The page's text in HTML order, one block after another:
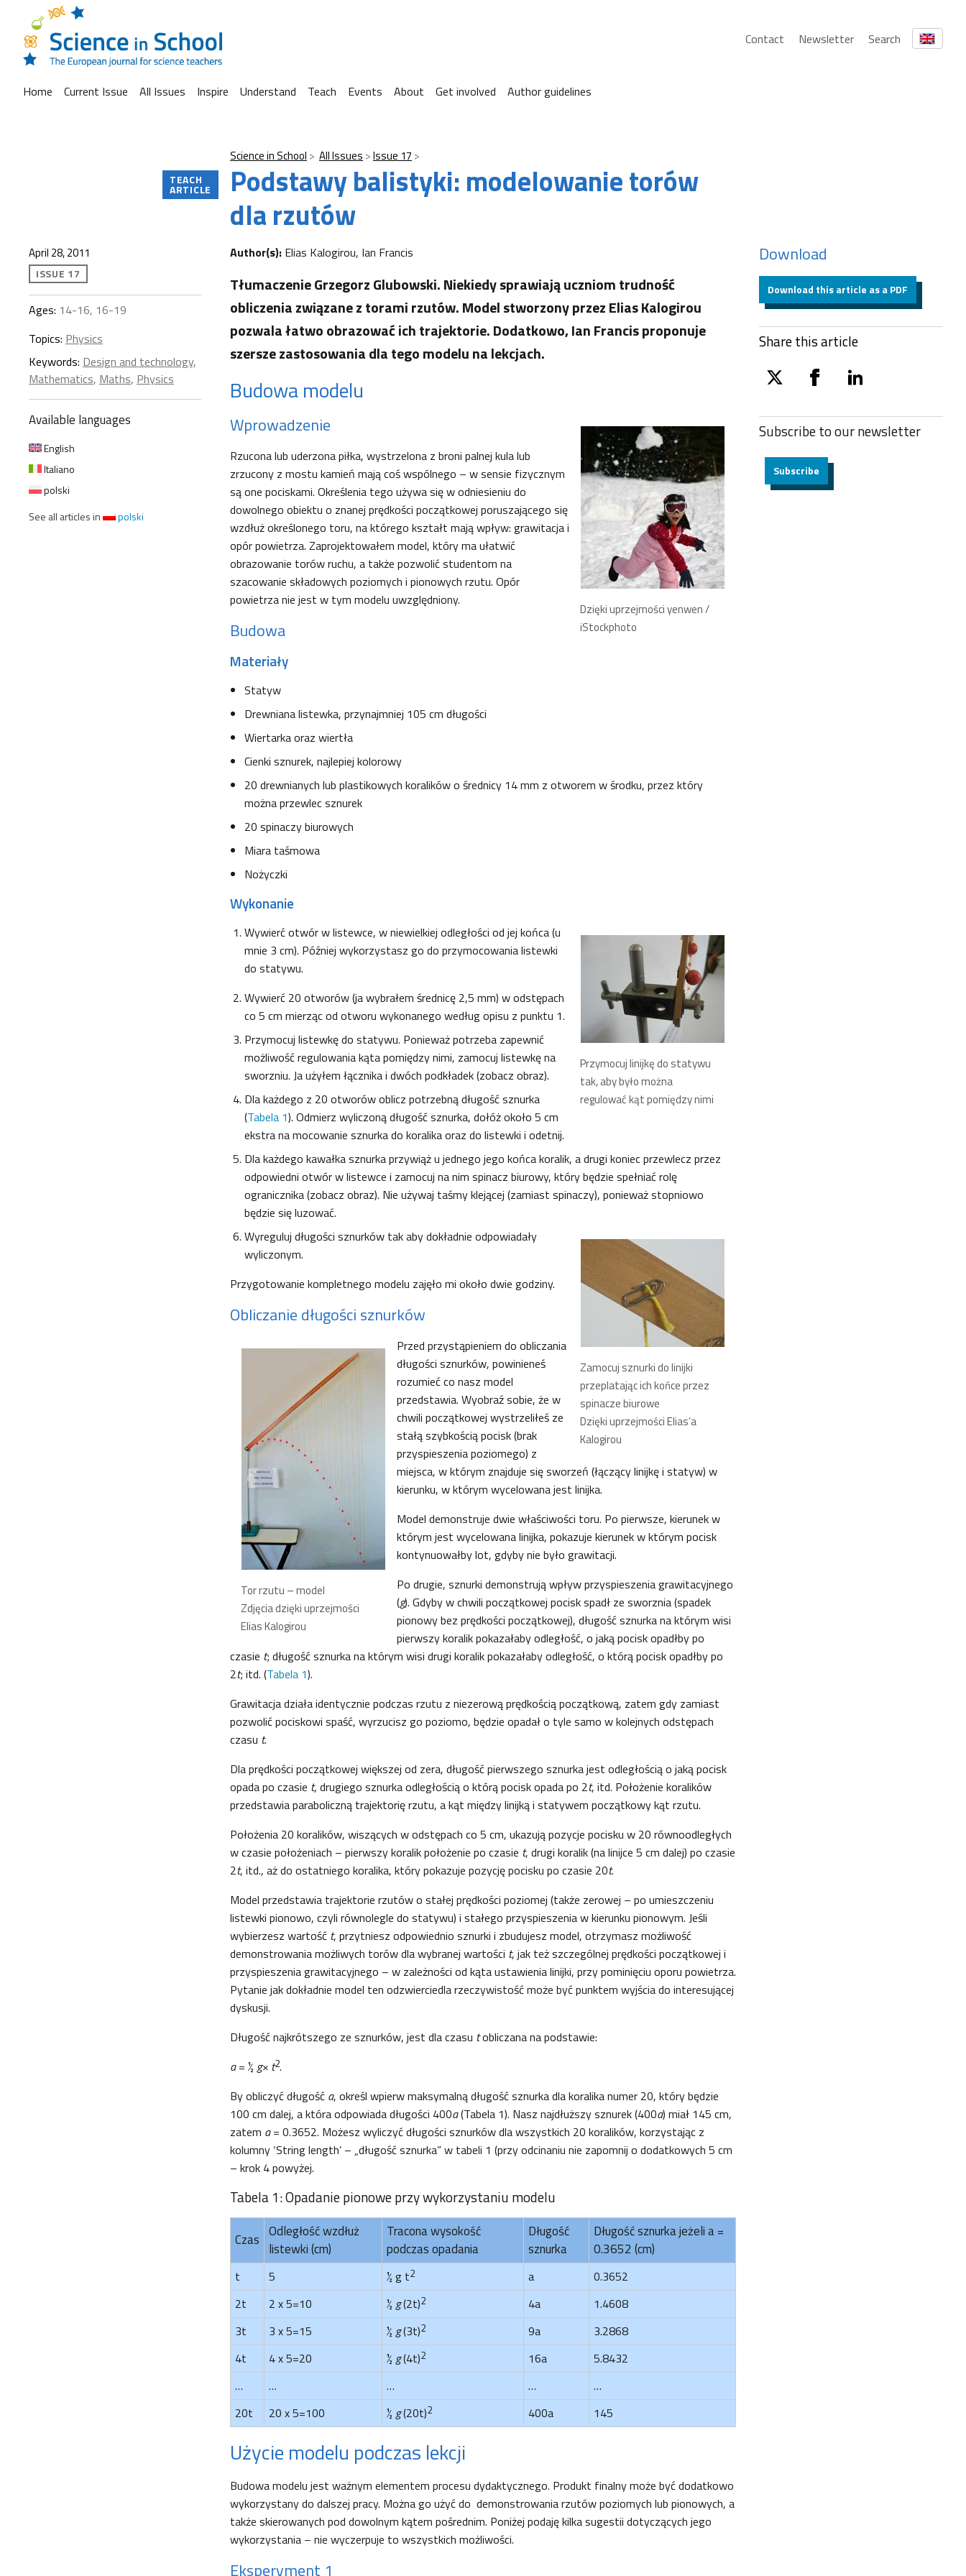
Contact Newsletter Search
Home Current Issue All Issues Inspire Understand Teach Events About Get involved Author guidelines
Science in School All Issues Issue 17
Podstawy balistyki: modelowanie torów
dla rzutów
TEACH
ARTICLE
April 28, 2011
ISSUE 17
Ages: 14-16, 16-19
Topics: Physics
Keywords: Design and technology,
Mathematics, Maths, Physics
Available languages
English
Italiano
polski
See all articles in
polski
Author(s): Elias Kalogirou, Ian Francis
Tłumaczenie Grzegorz Glubowski. Niekiedy sprawiają uczniom trudność
obliczenia związane z torami rzutów. Model stworzony przez Elias Kalogirou
pozwala łatwo obrazować ich trajektorie. Dodatkowo, Ian Francis proponuje
szersze zastosowania dla tego modelu na lekcjach.
Budowa modelu
Dzięki uprzejmości yenwen /
iStockphoto
Wprowadzenie
Rzucona lub uderzona piłka, wystrzelona z broni palnej kula lub
zrzucony z mostu kamień mają coś wspólnego – w sensie fizycznym
są one pociskami. Określenia tego używa się w odniesieniu do
dowolnego obiektu o znanej prędkości początkowej poruszającego się
wzdłuż określonego toru, na którego kształt mają wpływ: grawitacja i
opór powietrza. Zaprojektowałem model, który ma ułatwić
obrazowanie torów ruchu, a także pozwolić studentom na
szacowanie składowych poziomych i pionowych rzutu. Opór
powietrza nie jest w tym modelu uwzględniony.
Budowa
Materiały
Statyw
Drewniana listewka, przynajmniej 105 cm długości
Wiertarka oraz wiertła
Cienki sznurek, najlepiej kolorowy
20 drewnianych lub plastikowych koralików o średnicy 14 mm z otworem w środku, przez który
można przewlec sznurek
20 spinaczy biurowych
Miara taśmowa
Nożyczki
Wykonanie
Przymocuj linijkę do statywu
tak, aby było można
regulować kąt pomiędzy nimi
Wywierć otwór w listewce, w niewielkiej odległości od jej końca (u
mnie 3 cm). Później wykorzystasz go do przymocowania listewki
do statywu.
Wywierć 20 otworów (ja wybrałem średnicę 2,5 mm) w odstępach
co 5 cm mierząc od otworu wykonanego według opisu z punktu 1.
Przymocuj listewkę do statywu. Ponieważ potrzeba zapewnić
możliwość regulowania kąta pomiędzy nimi, zamocuj listewkę na
sworzniu. Ja użyłem łącznika i dwóch podkładek (zobacz obraz).
Dla każdego z 20 otworów oblicz potrzebną długość sznurka
(Tabela 1). Odmierz wyliczoną długość sznurka, dołóż około 5 cm
ekstra na mocowanie sznurka do koralika oraz do listewki i odetnij.
Dla każdego kawałka sznurka przywiąż u jednego jego końca koralik, a drugi koniec przewlecz przez
odpowiedni otwór w listewce i zamocuj na nim spinacz biurowy, który będzie spełniać rolę
ogranicznika (zobacz obraz). Nie używaj taśmy klejącej (zamiast spinaczy), ponieważ stopniowo
będzie się luzować.
Zamocuj sznurki do linijki
przeplatając ich końce przez
spinacze biurowe
Dzięki uprzejmości Elias’a
Kalogirou
Wyreguluj długości sznurków tak aby dokładnie odpowiadały
wyliczonym.
Przygotowanie kompletnego modelu zajęło mi około dwie godziny.
Obliczanie długości sznurków
Tor rzutu – model
Zdjęcia dzięki uprzejmości
Elias Kalogirou
Przed przystąpieniem do obliczania
długości sznurków, powinieneś
rozumieć co nasz model
przedstawia. Wyobraź sobie, że w
chwili początkowej wystrzeliłeś ze
stałą szybkością pocisk (brak
przyspieszenia poziomego) z
miejsca, w którym znajduje się sworzeń (łączący linijkę i statyw) w
kierunku, w którym wycelowana jest linijka.
Model demonstruje dwie właściwości toru. Po pierwsze, kierunek w
którym jest wycelowana linijka, pokazuje kierunek w którym pocisk
kontynuowałby lot, gdyby nie było grawitacji.
Po drugie, sznurki demonstrują wpływ przyspieszenia grawitacyjnego
(g). Gdyby w chwili początkowej pocisk spadł ze sworznia (spadek
pionowy bez prędkości początkowej), długość sznurka na którym wisi
pierwszy koralik pokazałaby odległość, o jaką pocisk opadłby po
czasie t; długość sznurka na którym wisi drugi koralik pokazałaby odległość, o którą pocisk opadłby po
2t; itd. (Tabela 1).
Grawitacja działa identycznie podczas rzutu z niezerową prędkością początkową, zatem gdy zamiast
pozwolić pociskowi spaść, wyrzucisz go poziomo, będzie opadał o tyle samo w kolejnych odstępach
czasu t.
Dla prędkości początkowej większej od zera, długość pierwszego sznurka jest odległością o jaką pocisk
opada po czasie t, drugiego sznurka odległością o którą pocisk opada po 2t, itd. Położenie koralików
przedstawia paraboliczną trajektorię rzutu, a kąt między linijką i statywem początkowy kąt rzutu.
Położenia 20 koralików, wiszących w odstępach co 5 cm, ukazują pozycje pocisku w 20 równoodległych
w czasie położeniach – pierwszy koralik położenie po czasie t, drugi koralik (na linijce 5 cm dalej) po czasie
2t, itd., aż do ostatniego koralika, który pokazuje pozycję pocisku po czasie 20t.
Model przedstawia trajektorie rzutów o stałej prędkości poziomej (także zerowej – po umieszczeniu
listewki pionowo, czyli równolegle do statywu) i stałego przyspieszenia w kierunku pionowym. Jeśli
wybierzesz wartość t, przytniesz odpowiednio sznurki i zbudujesz model, otrzymasz możliwość
demonstrowania możliwych torów dla wybranej wartości t, jak też szczególnej prędkości początkowej i
przyspieszenia grawitacyjnego – w zależności od kąta ustawienia linijki, przy pominięciu oporu powietrza.
Pytanie jak dokładnie model ten odzwierciedla rzeczywistość może być punktem wyjścia do interesującej
dyskusji.
Długość najkrótszego ze sznurków, jest dla czasu tobliczana na podstawie:
a= ½ g× t2.
By obliczyć długość a, określ wpierw maksymalną długość sznurka dla koralika numer 20, który będzie
100 cm dalej, a która odpowiada długości 400a(Tabela 1). Nasz najdłuższy sznurek (400a) miał 145 cm,
zatem a= 0.3652. Możesz wyliczyć długości sznurków dla wszystkich 20 koralików, korzystając z
kolumny ‘String length’ – „długość sznurka” w tabeli 1 (przy odcinaniu nie zapomnij o dodatkowych 5 cm
– krok 4 powyżej.
Czas Odległość wzdłuż
listewki (cm)
Tracona wysokość
podczas opadania
Długość
sznurka
Długość sznurka jeżeli a =
0.3652 (cm)
Tabela 1: Opadanie pionowe przy wykorzystaniu modelu
t 5 ½ g t2 a
0.3652
2t
2 x 5=10 ½ g(2t)2 4a
1.4608
3t
3 x 5=15 ½ g(3t)2 9a
3.2868
4t
4 x 5=20 ½ g(4t)2 16a
5.8432
…
… … …
…
20t
20 x 5=100 ½ g(20t)2 400a 145
Użycie modelu podczas lekcji
Budowa modelu jest ważnym elementem procesu dydaktycznego. Produkt finalny może być dodatkowo
wykorzystany do dalszej pracy. Można go użyć do demonstrowania rzutów poziomych lub pionowych, a
także skierowanych pod dowolnym kątem pośrednim. Poniżej podaję kilka sugestii dotyczących jego
wykorzystania – nie wyczerpuje to wszystkich możliwości.
Eksperyment 1
Download
Download this article as a PDF
Share this article
twitter facebooklinkedin
Subscribe to ournewsletter
Subscribe